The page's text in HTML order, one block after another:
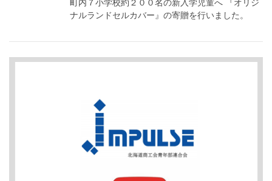
町内７小学校約２００名の新入学児童へ 『オリジ
ナルランドセルカバー』の寄贈を行いました。